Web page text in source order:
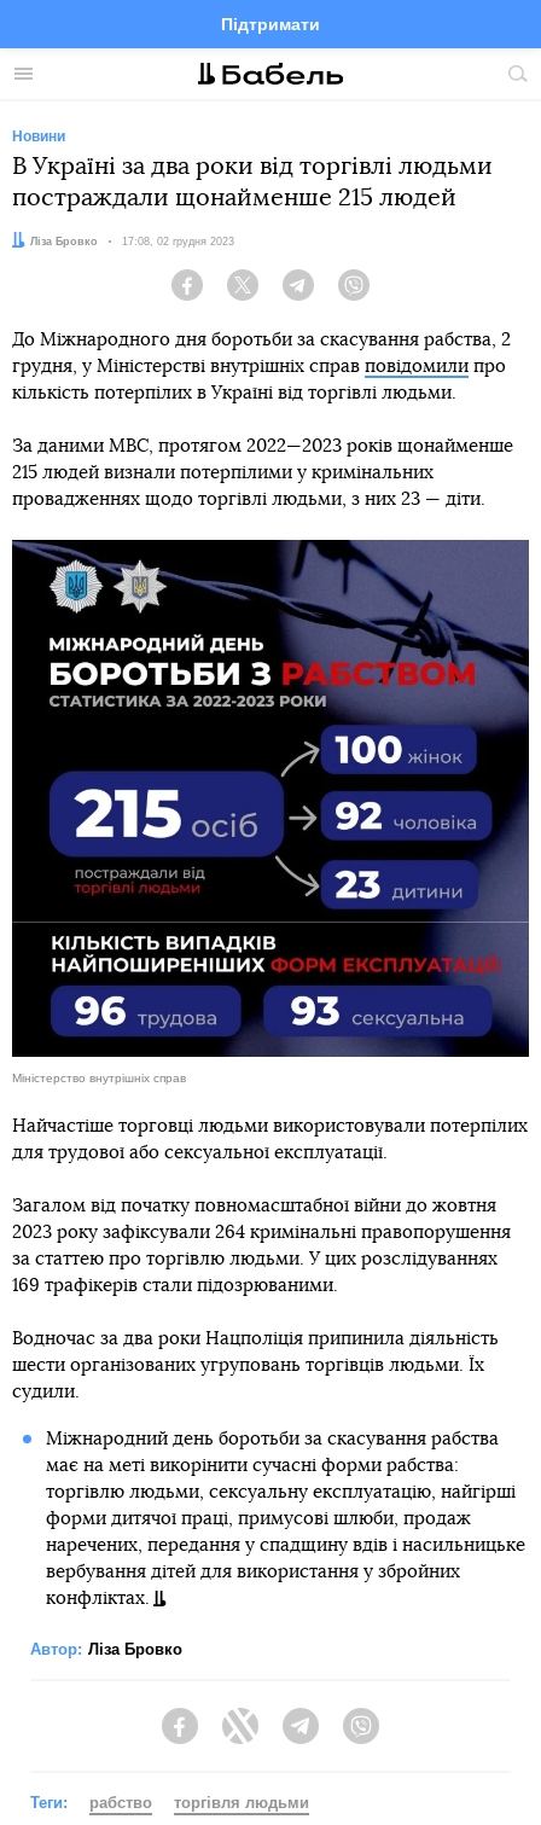
Меню
Підтримати
FacebookTelegramTwitter
Новини
В Україні за два роки від торгівлі людьми
постраждали щонайменше 215 людей
Автор:
Ліза Бровко Дата:
17:08, 02 грудня 2023
Facebook Twitter Telegram
До Міжнародного дня боротьби за скасування рабства, 2
грудня, у Міністерстві внутрішніх справ повідомили про
кількість потерпілих в Україні від торгівлі людьми.
За даними МВС, протягом 2022—2023 років щонайменше
215 людей визнали потерпілими у кримінальних
провадженнях щодо торгівлі людьми, з них 23 — діти.
Міністерство внутрішніх справ
Найчастіше торговці людьми використовували потерпілих
для трудової або сексуальної експлуатації.
Загалом від початку повномасштабної війни до жовтня
2023 року зафіксували 264 кримінальні правопорушення
за статтею про торгівлю людьми. У цих розслідуваннях
169 трафікерів стали підозрюваними.
Водночас за два роки Нацполіція припинила діяльність
шести організованих угруповань торгівців людьми. Їх
судили.
Міжнародний день боротьби за скасування рабства
має на меті викорінити сучасні форми рабства:
торгівлю людьми, сексуальну експлуатацію, найгірші
форми дитячої праці, примусові шлюби, продаж
наречених, передання у спадщину вдів і насильницьке
вербування дітей для використання у збройних
конфліктах.
Автор: Ліза Бровко
FacebookTwitter Telegram
Теги: рабство
торгівля людьми